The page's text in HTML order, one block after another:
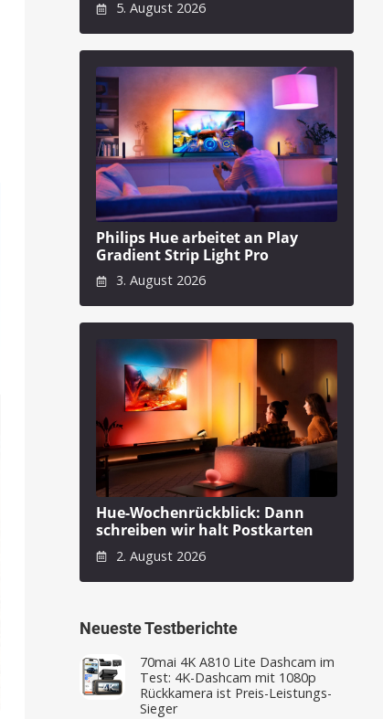
5. August 2026
Philips Hue arbeitet an Play
Gradient Strip Light Pro
3. August 2026
Hue-Wochenrückblick: Dann
schreiben wir halt Postkarten
2. August 2026
Neueste Testberichte
70mai 4K A810 Lite Dashcam im
Test: 4K-Dashcam mit 1080p
Rückkamera ist Preis-Leistungs-
Sieger